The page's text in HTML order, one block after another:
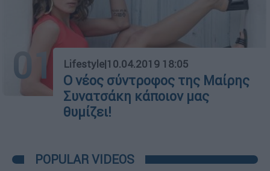
01 Lifestyle|10.04.2019 18:05
Ο νέος σύντροφος της Μαίρης
Συνατσάκη κάποιον μας
θυμίζει!
POPULAR VIDEOS